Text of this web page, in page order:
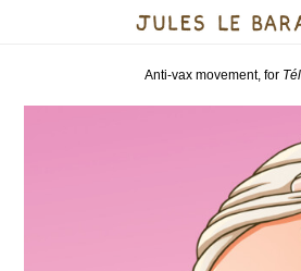
Anti-vax movement, for